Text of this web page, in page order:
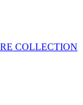
COLLECTION